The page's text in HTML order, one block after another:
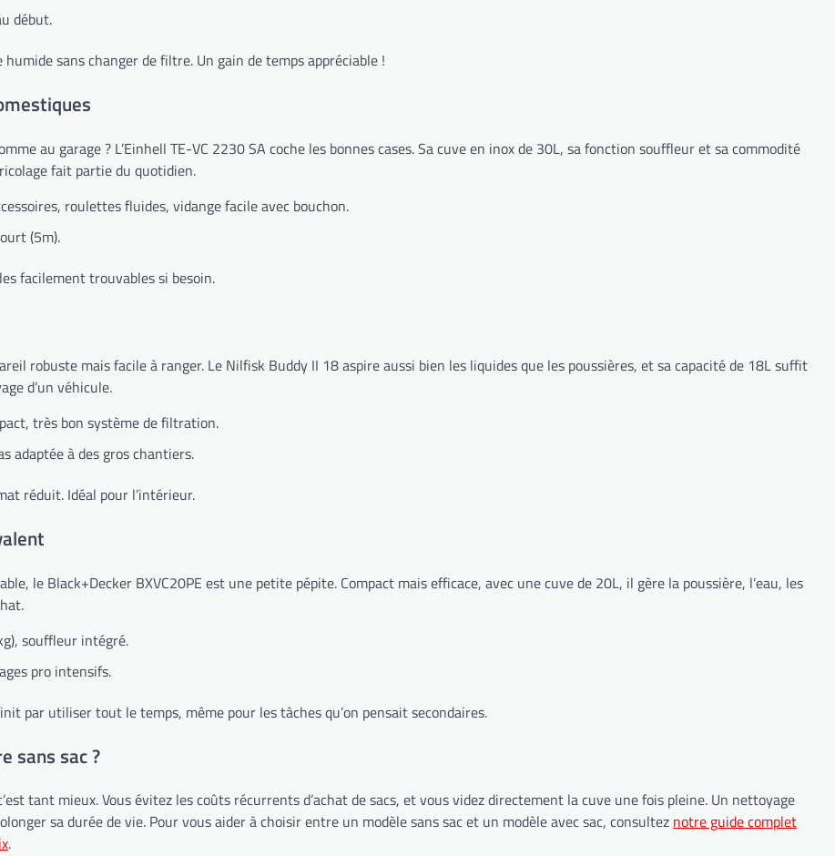
début.
sans changer de filtre. Un gain de temps appréciable !
au garage ? L’Einhell TE-VC 2230 SA coche les bonnes cases. Sa cuve en inox de 30L, sa fonction souffleur et sa commodité
fait partie du quotidien.
roulettes fluides, vidange facile avec bouchon.
(5m).
facilement trouvables si besoin.
robuste mais facile à ranger. Le Nilfisk Buddy II 18 aspire aussi bien les liquides que les poussières, et sa capacité de 18L suffit
d’un véhicule.
très bon système de filtration.
adaptée à des gros chantiers.
réduit. Idéal pour l’intérieur.
le Black+Decker BXVC20PE est une petite pépite. Compact mais efficace, avec une cuve de 20L, il gère la poussière, l’eau, les
souffleur intégré.
pro intensifs.
par utiliser tout le temps, même pour les tâches qu’on pensait secondaires.
sans sac ?
tant mieux. Vous évitez les coûts récurrents d’achat de sacs, et vous videz directement la cuve une fois pleine. Un nettoyage
sa durée de vie. Pour vous aider à choisir entre un modèle sans sac et un modèle avec sac, consultez notre guide complet
.